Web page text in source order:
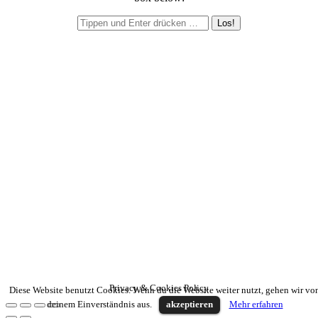
Search:
Go
Diese Website benutzt Cookies. Wenn du die Website weiter nutzt, gehen wir
deinem Einverständnis aus.
akzeptieren Mehr erfahren
Privacy & Cookies Policy